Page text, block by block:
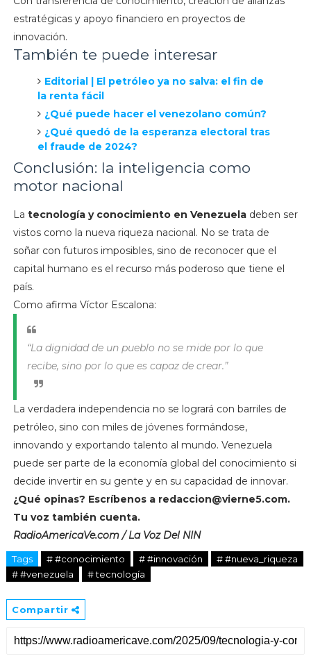
estratégicas y apoyo financiero en proyectos de
innovación.
También te puede interesar
Editorial | El petróleo ya no salva: el fin de
la renta fácil
¿Qué puede hacer el venezolano común?
¿Qué quedó de la esperanza electoral tras
el fraude de 2024?
Conclusión: la inteligencia como
motor nacional
La tecnología y conocimiento en Venezueladeben ser
vistos como la nueva riqueza nacional. No se trata de
soñar con futuros imposibles, sino de reconocer que el
capital humano es el recurso más poderoso que tiene el
país.
Como afirma Víctor Escalona:
“La dignidad de un pueblo no se mide por lo que
recibe, sino por lo que es capaz de crear.”
La verdadera independencia no se logrará con barriles de
petróleo, sino con miles de jóvenes formándose,
innovando y exportando talento al mundo. Venezuela
puede ser parte de la economía global del conocimiento si
decide invertir en su gente y en su capacidad de innovar.
¿Qué opinas? Escríbenos a redaccion@vierne5.com.
Tu voz también cuenta.
RadioAmericaVe.com / La Voz Del NIN
Tags # #conocimiento # #innovación
# #nueva_riqueza
# #venezuela
# tecnología
Compartir